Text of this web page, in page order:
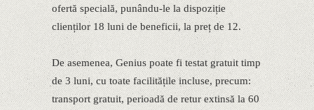
ofertă specială, punându-le la dispoziție
clienților 18 luni de beneficii, la preț de 12.
De asemenea, Genius poate fi testat gratuit timp
de 3 luni, cu toate facilitățile incluse, precum:
transport gratuit, perioadă de retur extinsă la 60